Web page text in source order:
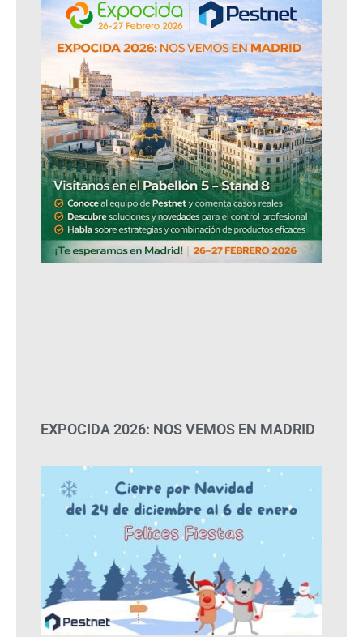
EXPOCIDA 2026: NOS VEMOS EN MADRID